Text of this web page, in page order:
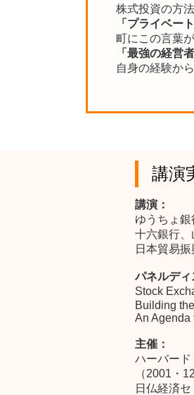
株式投資の方
「プライベー
町にこの言葉
「最強の経営者
自身の経験か
講演
講演：
ゆうちょ銀
十六銀行、
日本貿易
パネルディ
Stock
Building
An Agenda
主催：
ハーバード
（2001・
日仏経済セ